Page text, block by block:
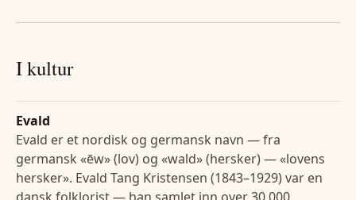
I kultur
Evald
Evald er et nordisk og germansk navn — fra
germansk «ēw» (lov) og «wald» (hersker) — «lovens
hersker». Evald Tang Kristensen (1843–1929) var en